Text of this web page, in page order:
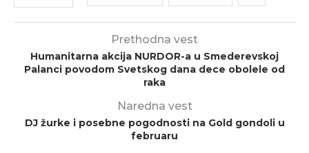
Prethodna vest
Humanitarna akcija NURDOR-a u Smederevskoj
Palanci povodom Svetskog dana dece obolele od
raka
Naredna vest
DJ žurke i posebne pogodnosti na Gold gondoli u
februaru